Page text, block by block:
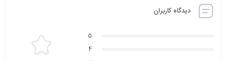
پارچه پلی استر پنبه به دلیل مقاومت بالا در برابر چروک و حفظ خط اتو،
بهترین انتخاب برای مهندسانی است که به ظاهر آراسته خود اهمیت می
دیدگاه کاربران
5
4